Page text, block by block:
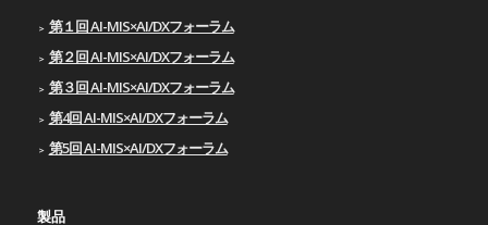
第１回 AI-MIS×AI/DXフォーラム
第２回 AI-MIS×AI/DXフォーラム
第３回 AI-MIS×AI/DXフォーラム
第4回 AI-MIS×AI/DXフォーラム
第5回 AI-MIS×AI/DXフォーラム
製品